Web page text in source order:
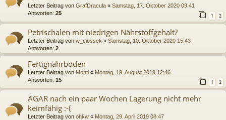
Letzter Beitrag von GrafDracula « Samstag, 17. Oktober 2020 09:41
Antworten: 25 1 2
Petrischalen mit niedrigen Nährstoffgehalt?
Letzter Beitrag von w_ciossek « Samstag, 10. Oktober 2020 15:43
Antworten: 2
Fertignährböden
Letzter Beitrag von Monti « Montag, 19. August 2019 12:46
Antworten: 15 1 2
AGAR nach ein paar Wochen Lagerung nicht mehr
keimfähig :-(
Letzter Beitrag von ohkw « Montag, 29. April 2019 08:47